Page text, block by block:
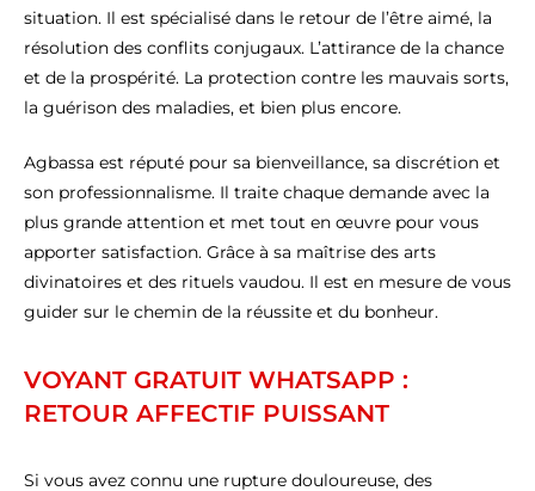
situation. Il est spécialisé dans le retour de l’être aimé, la
résolution des conflits conjugaux. L’attirance de la chance
et de la prospérité. La protection contre les mauvais sorts,
la guérison des maladies, et bien plus encore.
Agbassa est réputé pour sa bienveillance, sa discrétion et
son professionnalisme. Il traite chaque demande avec la
plus grande attention et met tout en œuvre pour vous
apporter satisfaction. Grâce à sa maîtrise des arts
divinatoires et des rituels vaudou. Il est en mesure de vous
guider sur le chemin de la réussite et du bonheur.
VOYANT GRATUIT WHATSAPP :
RETOUR AFFECTIF PUISSANT
Si vous avez connu une rupture douloureuse, des